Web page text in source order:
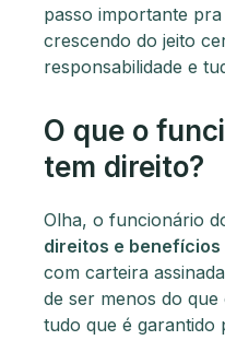
passo importante
crescendo do jeito
responsabilidade e
O que o
tem direito?
Olha, o funcionário
direitos e benefícios
com carteira
de ser menos do
tudo que é garantido